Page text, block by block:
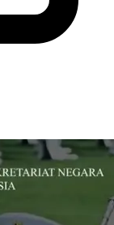
Budaya Kerja dan